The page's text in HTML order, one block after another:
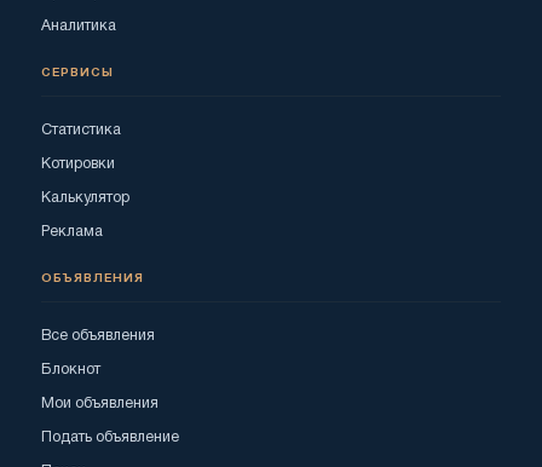
Аналитика
СЕРВИСЫ
Статистика
Котировки
Калькулятор
Реклама
ОБЪЯВЛЕНИЯ
Все объявления
Блокнот
Мои объявления
Подать объявление